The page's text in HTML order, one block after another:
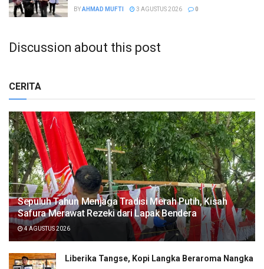
BYAHMAD MUFTI 3 AGUSTUS 2026 0
Discussion about this post
CERITA
Sepuluh Tahun Menjaga Tradisi Merah Putih, Kisah
Safura Merawat Rezeki dari Lapak Bendera
4 AGUSTUS 2026
Liberika Tangse, Kopi Langka Beraroma Nangka